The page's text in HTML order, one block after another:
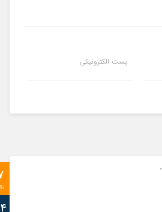
پست الکترونیکی